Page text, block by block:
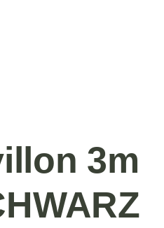
3m